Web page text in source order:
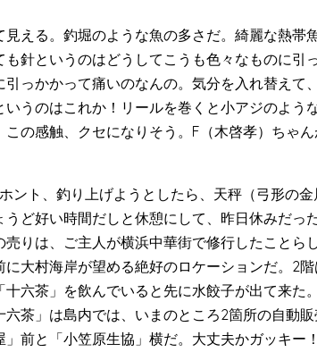
える。釣堀のような魚の多さだ。綺麗な熱帯
針というのはどうしてこうも色々なものに引
っかかって痛いのなんの。気分を入れ替えて
うのはこれか！リールを巻くと小アジのよう
の感触、クセになりそう。F（木啓孝）ちゃ
ント、釣り上げようとしたら、天秤（弓形の金
ど好い時間だしと休憩にして、昨日休みだっ
りは、ご主人が横浜中華街で修行したことらし
大村海岸が望める絶好のロケーションだ。2階
六茶」を飲んでいると先に水餃子が出て来た
茶」は島内では、いまのところ2箇所の自動
前と「小笠原生協」横だ。大丈夫かガッキー